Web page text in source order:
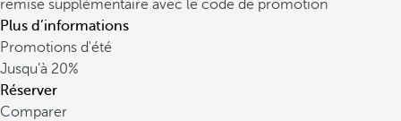
remise supplémentaire avec le code de promotion
Plus d’informations
Promotions d'été
Jusqu’à 20%
Réserver
Comparer